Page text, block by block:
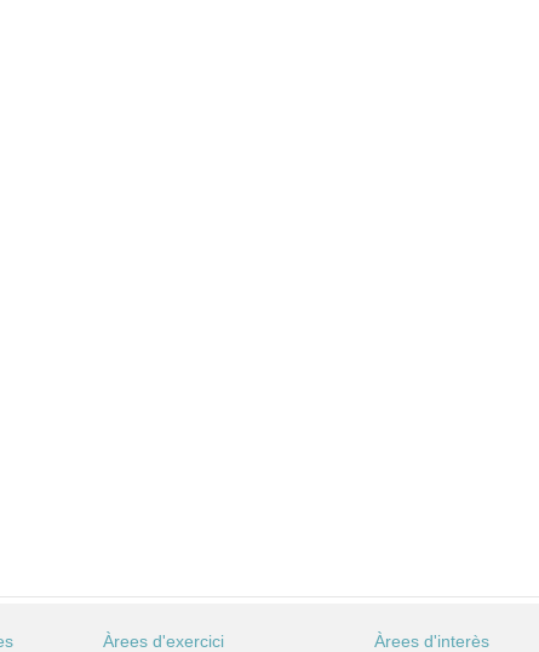
Àrees d'exercici Àrees d'interès